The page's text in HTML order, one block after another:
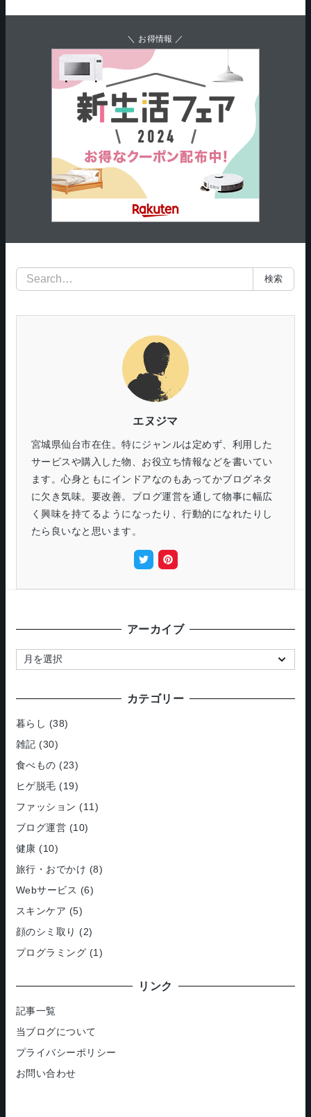
＼ お得情報 ／
索
検索
エヌジマ
宮城県仙台市在住。特にジャンルは定めず、利用した
サービスや購入した物、お役立ち情報などを書いてい
ます。心身ともにインドアなのもあってかブログネタ
に欠き気味。要改善。ブログ運営を通して物事に幅広
く興味を持てるようになったり、行動的になれたりし
たら良いなと思います。
アーカイブ
ー
ブ
カテゴリー
暮らし (38)
雑記 (30)
食べもの (23)
ヒゲ脱毛 (19)
ファッション (11)
ブログ運営 (10)
健康 (10)
旅行・おでかけ (8)
Webサービス (6)
スキンケア (5)
顔のシミ取り (2)
プログラミング (1)
リンク
記事一覧
当ブログについて
プライバシーポリシー
お問い合わせ